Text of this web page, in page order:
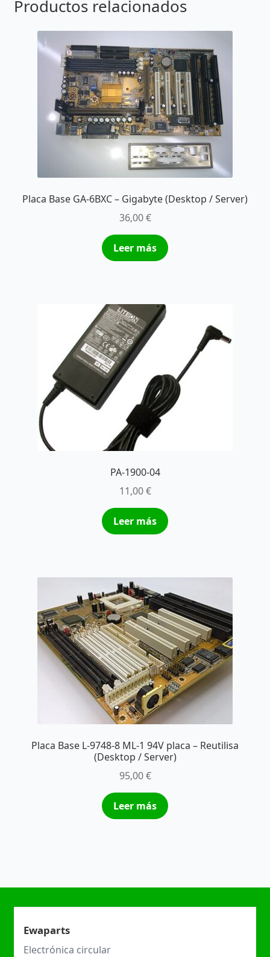
Productos relacionados
Placa Base GA-6BXC – Gigabyte (Desktop / Server)
36,00€
Leer más
PA-1900-04
11,00€
Leer más
Placa Base L-9748-8 ML-1 94V placa – Reutilisa
(Desktop / Server)
95,00€
Leer más
Ewaparts
Electrónica circular